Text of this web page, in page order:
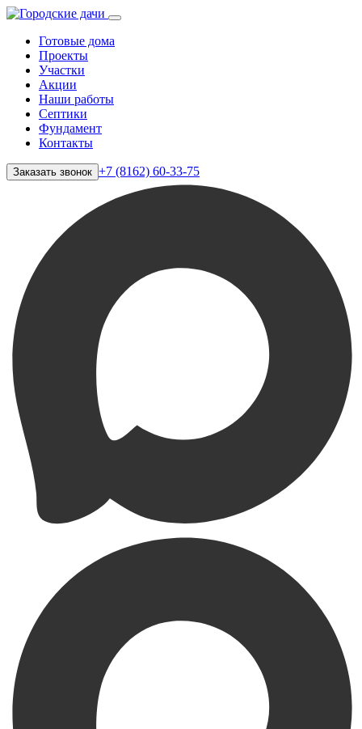
Готовые дома
Проекты
Участки
Акции
Наши работы
Септики
Фундамент
Контакты
Заказать звонок +7 (8162) 60-33-75